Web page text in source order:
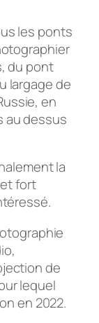
les ponts
du pont
largage de
en
au dessus
la
fort
de
lequel
en 2022.